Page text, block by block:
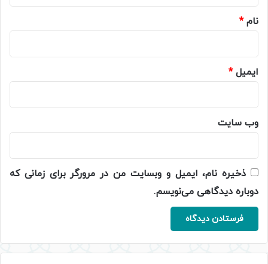
نام*
ایمیل*
وب‌ سایت
ذخیره نام، ایمیل و وبسایت من در مرورگر برای زمانی که
دوباره دیدگاهی می‌نویسم.